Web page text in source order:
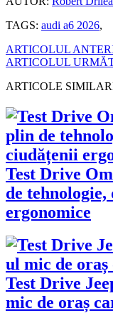
TAGS: audi a6 2026,
ARTICOLUL
ARTICOLUL
ARTICOLE
Test Drive
de
ergonomice
Test Drive
mic de oraș